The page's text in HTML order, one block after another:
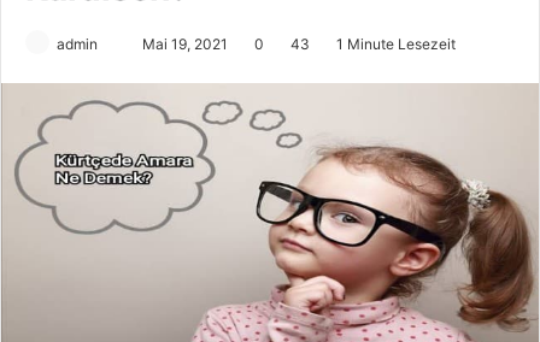
admin
n
e
u
n
Mai 19, 2021 0 43 1 Minute Lesezeit